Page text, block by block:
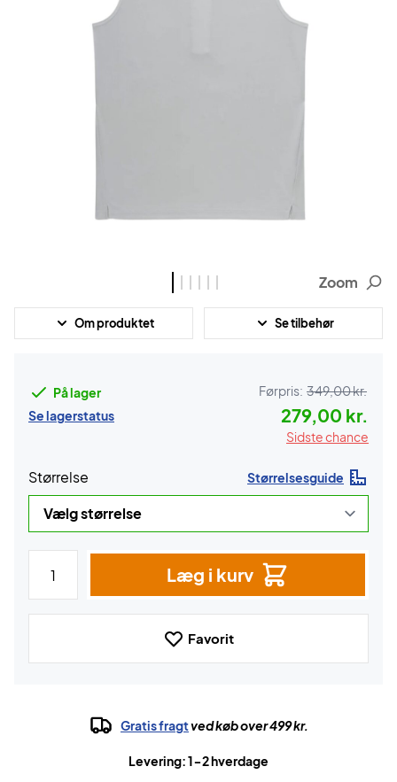
Zoom
Om produktet Se tilbehør
På lager
Se lagerstatus
Førpris: 349,00 kr.
279,00 kr.
Sidste chance
Størrelse Størrelsesguide
Læg i kurv
Favorit
Gratis fragtved køb over 499 kr.
Levering: 1-2 hverdage